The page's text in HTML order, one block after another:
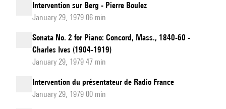
Intervention sur Berg - Pierre Boulez
January 29, 1979 06 min
Sonata No. 2 for Piano: Concord, Mass., 1840-60 -
Charles Ives (1904-1919)
January 29, 1979 47 min
Intervention du présentateur de Radio France
January 29, 1979 00 min